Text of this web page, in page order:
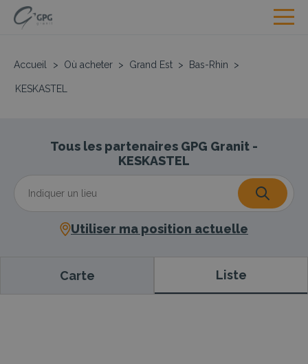
Accueil > Où acheter > Grand Est > Bas-Rhin >
KESKASTEL
Tous les partenaires GPG Granit -
KESKASTEL
Utiliser ma position actuelle
Carte Liste